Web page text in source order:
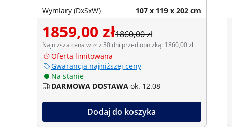
Wymiary (DxSxW) 107 x 119 x 202 cm
1859,00 zł1860,00 zł
Najniższa cena w zł z 30 dni przed obniżką: 1860,00 zł
Oferta limitowana
Gwarancja najniższej ceny
Na stanie
DARMOWA DOSTAWA ok. 12.08
Dodaj do koszyka